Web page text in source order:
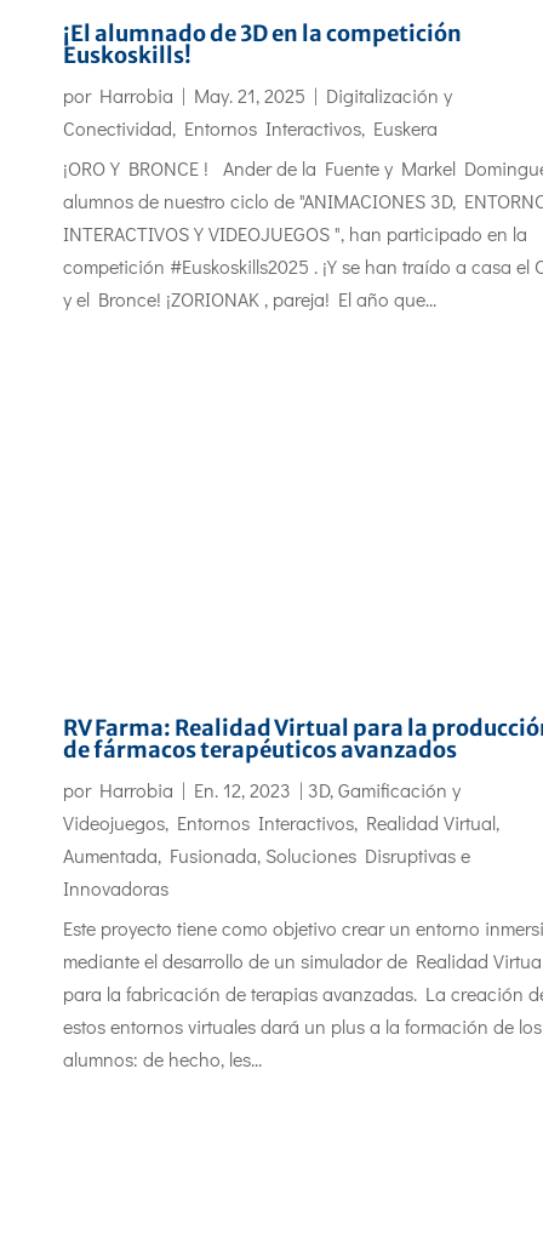
¡El alumnado de 3D en la competición
Euskoskills!
por Harrobia | May. 21, 2025 | Digitalización y
Conectividad, Entornos Interactivos, Euskera
¡ORO Y BRONCE ! Ander de la Fuente y Markel
alumnos de nuestro ciclo de "ANIMACIONES 3D,
INTERACTIVOS Y VIDEOJUEGOS ", han participado en la
competición #Euskoskills2025 . ¡Y se han traído a casa el
y el Bronce! ¡ZORIONAK , pareja! El año que...
RV Farma: Realidad Virtual para la
de fármacos terapéuticos avanzados
por Harrobia | En. 12, 2023 | 3D, Gamificación y
Videojuegos, Entornos Interactivos, Realidad Virtual,
Aumentada, Fusionada, Soluciones Disruptivas e
Innovadoras
Este proyecto tiene como objetivo crear un entorno
mediante el desarrollo de un simulador de Realidad
para la fabricación de terapias avanzadas. La creación
estos entornos virtuales dará un plus a la formación de los
alumnos: de hecho, les...